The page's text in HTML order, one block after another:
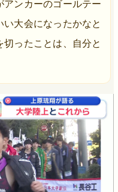
ンカーのゴールテー
大会になったかなと
ったことは、自分と